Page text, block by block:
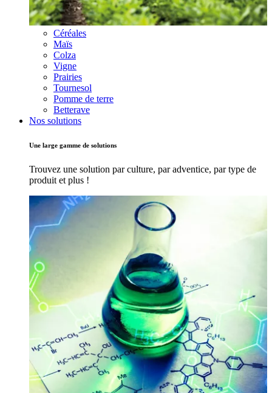
Céréales
Maïs
Colza
Vigne
Prairies
Tournesol
Pomme de terre
Betterave
Nos solutions
Une large gamme de solutions
Trouvez une solution par culture, par adventice, par type de
produit et plus !